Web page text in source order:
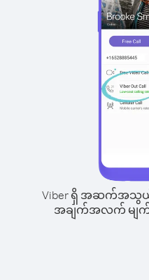
Viber ရှိ အဆက်အသွယ်
အချက်အလက် မျက်နှ